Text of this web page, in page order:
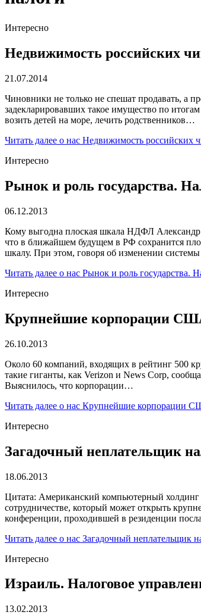
Интересно
Недвижимость российских
21.07.2014
Чиновники не только не спешат продавать, а
задекларировавших такое имущество по
возить детей на море, лечить родственников…
Читать далее о нас Недвижимость
Интересно
Рынок и роль государства.
06.12.2013
Кому выгодна плоская шкала НДФЛ Александр
что в ближайшем будущем в РФ сохранится
шкалу. При этом, говоря об изменении
Читать далее о нас Рынок и роль государства.
Интересно
Крупнейшие корпорации США
26.10.2013
Около 60 компаний, входящих в рейтинг 500
такие гиганты, как Verizon и News Corp,
Выяснилось, что корпорации…
Читать далее о нас Крупнейшие корпорации
Интересно
Загадочный неплательщик
18.06.2013
Цитата: Американский компьютерный
сотрудничестве, который может открыть
конференции, проходившей в резиденции
Читать далее о нас Загадочный неплательщик
Интересно
Израиль. Налоговое
13.02.2013